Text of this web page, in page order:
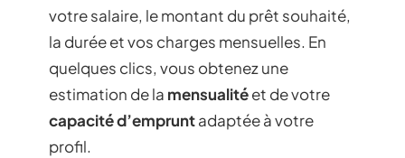
votre salaire, le montant du prêt souhaité,
la durée et vos charges mensuelles. En
quelques clics, vous obtenez une
estimation de la mensualitéet de votre
capacité d’empruntadaptée à votre
profil.